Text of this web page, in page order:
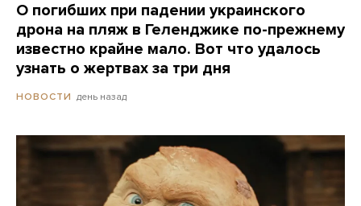
О погибших при падении украинского
дрона на пляж в Геленджике по-прежнему
известно крайне мало. Вот что удалось
узнать о жертвах за три дня
НОВОСТИ день назад